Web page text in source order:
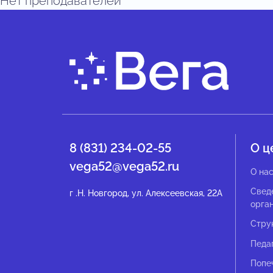
8 (831) 234-02-55
vega52@vega52.ru
г .Н. Новгород, ул. Алексеевская, 22А
О
О нас